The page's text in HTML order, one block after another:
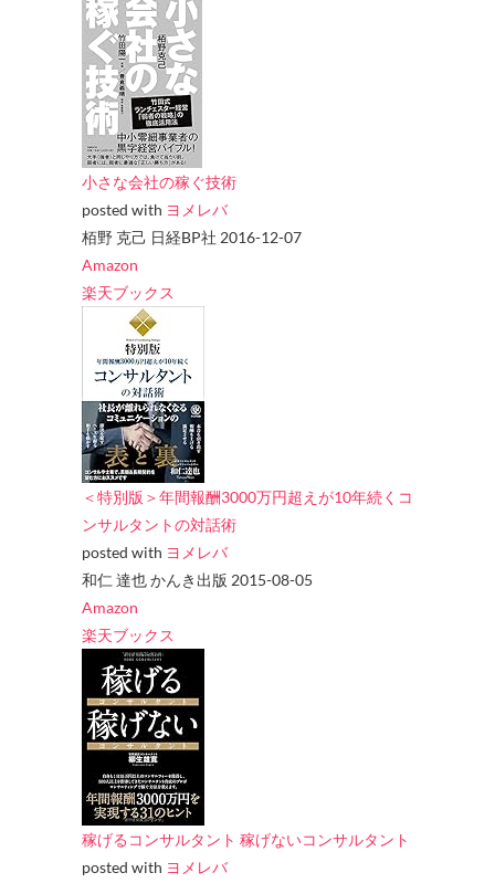
小さな会社の稼ぐ技術
posted with ヨメレバ
栢野 克己 日経BP社 2016-12-07
Amazon
楽天ブックス
＜特別版＞年間報酬3000万円超えが10年続くコ
ンサルタントの対話術
posted with ヨメレバ
和仁 達也 かんき出版 2015-08-05
Amazon
楽天ブックス
稼げるコンサルタント 稼げないコンサルタント
posted with ヨメレバ